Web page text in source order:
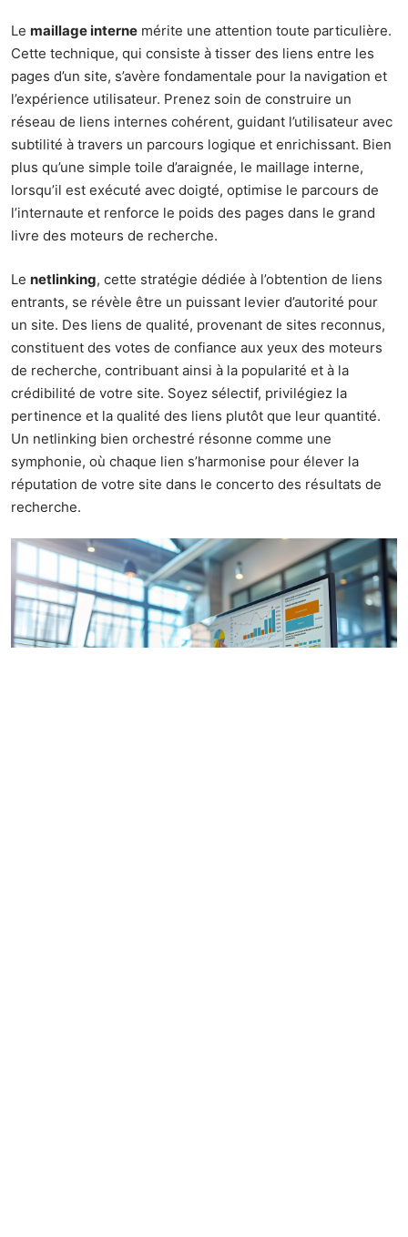
Le maillage interne mérite une attention toute particulière.
Cette technique, qui consiste à tisser des liens entre les
pages d’un site, s’avère fondamentale pour la navigation et
l’expérience utilisateur. Prenez soin de construire un
réseau de liens internes cohérent, guidant l’utilisateur avec
subtilité à travers un parcours logique et enrichissant. Bien
plus qu’une simple toile d’araignée, le maillage interne,
lorsqu’il est exécuté avec doigté, optimise le parcours de
l’internaute et renforce le poids des pages dans le grand
livre des moteurs de recherche.
Le netlinking, cette stratégie dédiée à l’obtention de liens
entrants, se révèle être un puissant levier d’autorité pour
un site. Des liens de qualité, provenant de sites reconnus,
constituent des votes de confiance aux yeux des moteurs
de recherche, contribuant ainsi à la popularité et à la
crédibilité de votre site. Soyez sélectif, privilégiez la
pertinence et la qualité des liens plutôt que leur quantité.
Un netlinking bien orchestré résonne comme une
symphonie, où chaque lien s’harmonise pour élever la
réputation de votre site dans le concerto des résultats de
recherche.